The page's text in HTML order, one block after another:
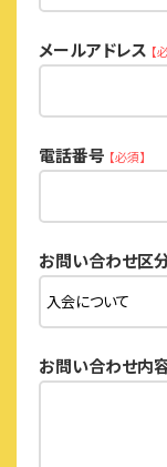
メールアドレス 【
電話番号 【必須】
お問い合わせ区
お問い合わせ内